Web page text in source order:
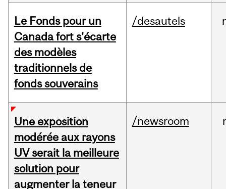
Le Fonds pour un
Canada fort s’écarte
des modèles
traditionnels de
fonds souverains
/desautels
Une exposition
modérée aux rayons
UV serait la meilleure
solution pour
augmenter la teneur
/newsroom